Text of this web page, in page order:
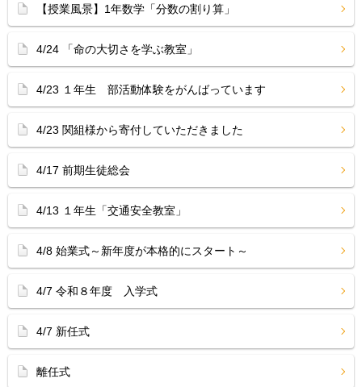
【授業風景】1年数学「分数の割り算」
4/24 「命の大切さを学ぶ教室」
4/23 １年生 部活動体験をがんばっています
4/23 関組様から寄付していただきました
4/17 前期生徒総会
4/13 １年生「交通安全教室」
4/8 始業式～新年度が本格的にスタート～
4/7 令和８年度 入学式
4/7 新任式
離任式